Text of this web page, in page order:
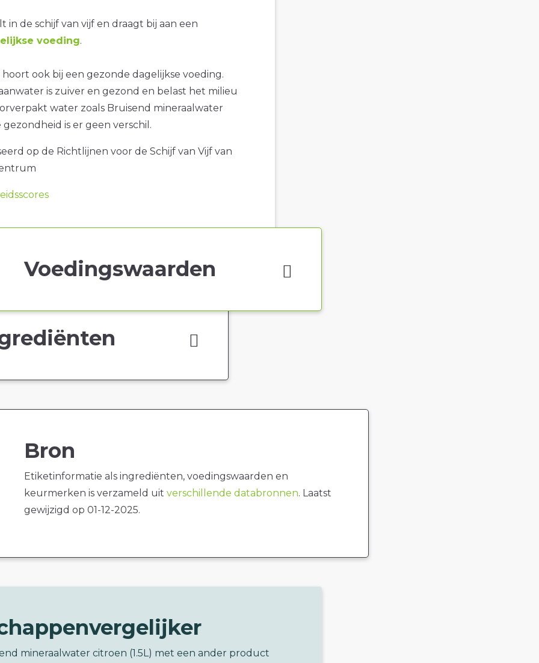
in de schijf van vijf en draagt bij aan een
voeding.
ook bij een gezonde dagelijkse voeding.
is zuiver en gezond en belast het milieu
water zoals Bruisend mineraalwater
gezondheid is er geen verschil.
op de Richtlijnen voor de Schijf van Vijf van
Voedingswaarden
Bron
Etiketinformatie als ingrediënten, voedingswaarden en
keurmerken is verzameld uit verschillende databronnen. Laatst
gewijzigd op 01-12-2025.
mineraalwater citroen (1.5L) met een ander product